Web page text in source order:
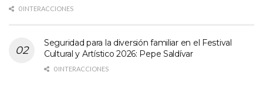
0 INTERACCIONES
Seguridad para la diversión familiar en el Festival
Cultural y Artístico 2026: Pepe Saldívar
0 INTERACCIONES